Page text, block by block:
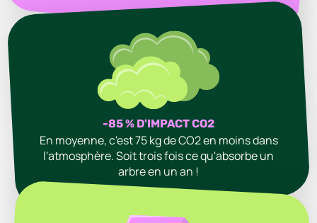
-85 % D'IMPACT CO2
En moyenne, c'est 75 kg de CO2 en moins dans
l'atmosphère. Soit trois fois ce qu'absorbe un
arbre en un an !